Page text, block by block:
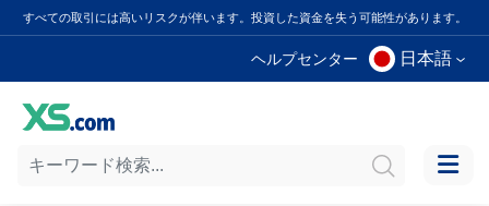
すべての取引には高いリスクが伴います。投資した資金を失う可能性があります。
ヘルプセンター 日本語